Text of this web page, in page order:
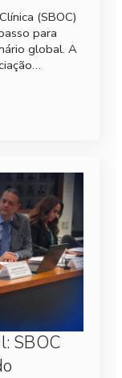
(SBOC)
para
global. A
SBOC